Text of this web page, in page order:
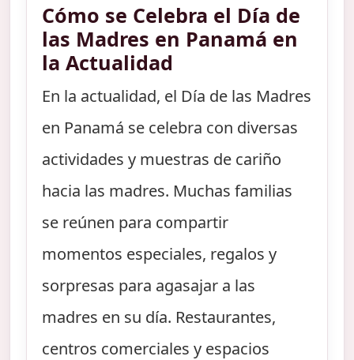
Cómo se Celebra el Día de
las Madres en Panamá en
la Actualidad
En la actualidad, el Día de las Madres
en Panamá se celebra con diversas
actividades y muestras de cariño
hacia las madres. Muchas familias
se reúnen para compartir
momentos especiales, regalos y
sorpresas para agasajar a las
madres en su día. Restaurantes,
centros comerciales y espacios